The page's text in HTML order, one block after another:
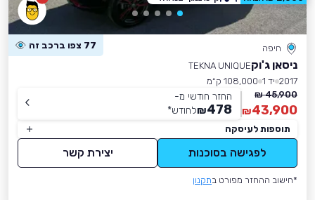
חיפה 77 צפו ברכב זה
ניסאן ג'וקTEKNA UNIQUE
2017 יד 1
108,000 ק״מ
45,900 ₪
43,900
₪
החזר חודשי מ-
478
₪לחודש*
תוספות לעיסקה
לפגישה בסוכנות יצירת קשר
*חישוב ההחזר מפורט בתקנון